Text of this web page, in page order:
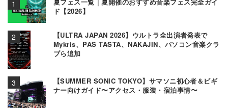
ド【2026】
【ULTRA JAPAN 2026】ウルトラ全出演者発表で
Mykris、PAS TASTA、NAKAJIN、パソコン音楽クラ
ブら追加
【SUMMER SONIC TOKYO】サマソニ初心者＆ビギ
ナー向けガイド〜アクセス・服装・宿泊事情〜